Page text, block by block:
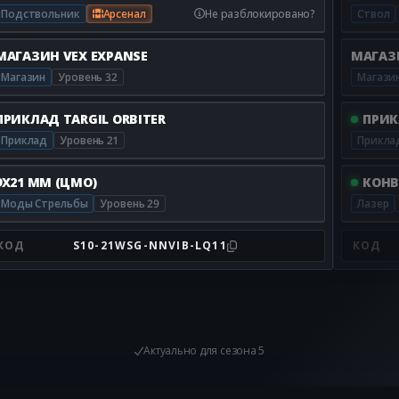
Подствольник Арсенал Не разблокировано?
VEX EXPANSE
Магазин Уровень 32
TARGIL ORBITER
Приклад Уровень 21
ММ (ЦМО)
Моды Стрельбы Уровень 29
S10-21WSG-NNVIB-LQ11
Ствол
Лазер
КОД
Актуально для сезона 5